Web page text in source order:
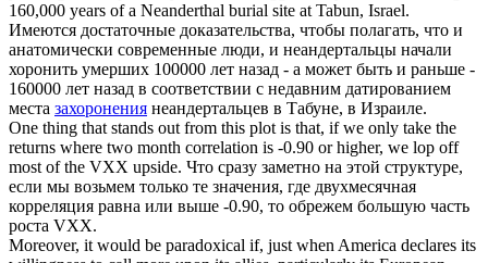
160,000 years of a Neanderthal burial site at Tabun, Israel.
Имеются достаточные доказательства, чтобы полагать, что и
анатомически современные люди, и неандертальцы начали
хоронить умерших 100000 лет назад - а может быть и раньше -
160000 лет назад в соответствии с недавним датированием
места захоронения неандертальцев в Табуне, в Израиле.
One thing that stands out from this plotis that, if we only take the
returns where two month correlation is -0.90 or higher, we lop off
most of the VXX upside. Что сразу заметно на этой структуре,
если мы возьмем только те значения, где двухмесячная
корреляция равна или выше -0.90, то обрежем большую часть
роста VXX.
Moreover, it would be paradoxical if, just when America declares its